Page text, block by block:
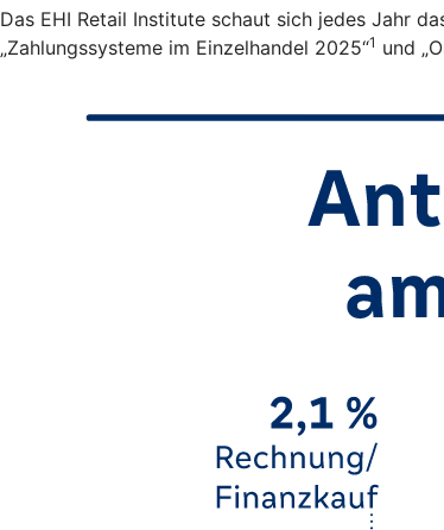
Das EHI Retail Institute schaut sich jedes Jahr
„Zahlungssysteme im Einzelhandel 2025“1 und